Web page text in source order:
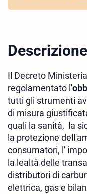
Descrizione
Il Decreto
regolamentato l'
tutti gli strumenti
di misura
quali la sanità,
la
la protezione
consumatori, l'
la lealtà delle
distributori di
elettrica, gas e